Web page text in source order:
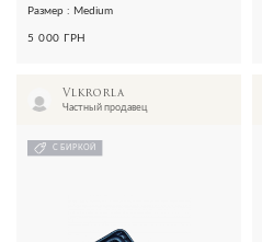
Размер : Medium
5 000 ГРН
Vlkrorla
Частный продавец
С БИРКОЙ